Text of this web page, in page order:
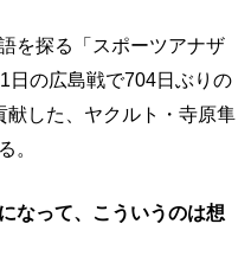
を探る「スポーツアナザ
日の広島戦で704日ぶりの
献した、ヤクルト・寺原隼
。
なって、こういうのは想